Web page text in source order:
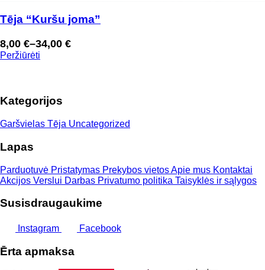
Tēja “Kuršu joma”
8,00 €–34,00 €
Price
range:
34,00 €
Peržiūrėti
Kategorijos
Garšvielas Tēja Uncategorized
Lapas
Parduotuvė Pristatymas Prekybos vietosApie mus Kontaktai
Akcijos Verslui Darbas Privatumo politika Taisyklės ir sąlygos
Susisdraugaukime
Instagram Facebook
Ērta apmaksa